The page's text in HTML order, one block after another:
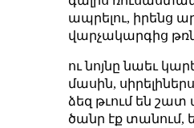
ապրելու, իրենց
վարչակարգից
ու նոյնը նաեւ
մասին,
ձեզ թւում են շատ
ծանր էք տանում,